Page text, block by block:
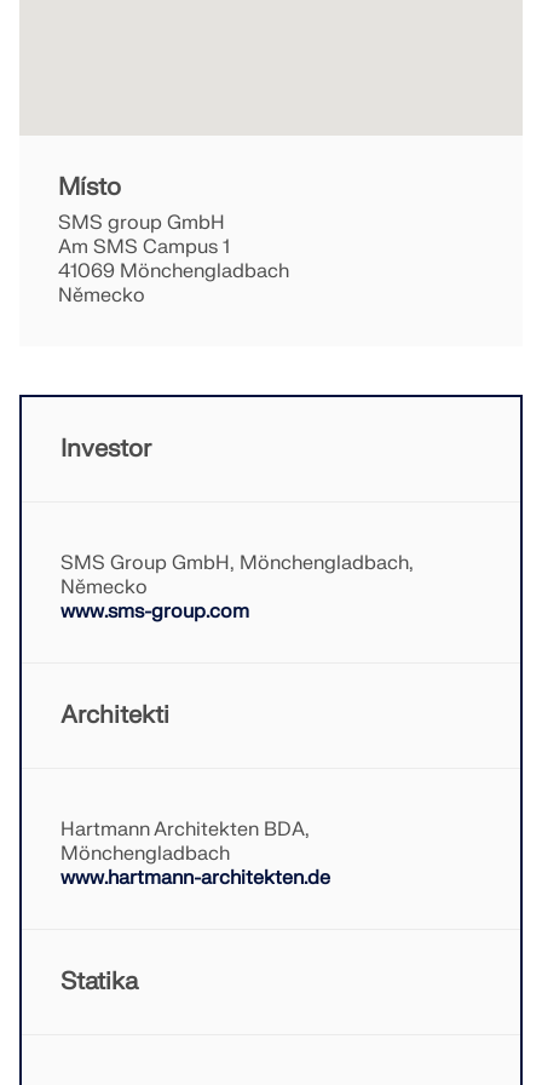
Online služba Dlubal poskytuje mapy oblastí pro
KONTROLOVAT ZATÍŽENÍ ZÓN
Místo
SMS group GmbH
Am SMS Campus 1
41069 Mönchengladbach
Německo
Investor
SMS Group GmbH, Mönchengladbach,
Německo
www.sms-group.com
Architekti
Hartmann Architekten BDA,
Mönchengladbach
www.hartmann-architekten.de
Statika